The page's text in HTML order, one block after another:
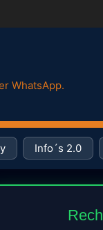
WhatsApp.
Info´s 2.0